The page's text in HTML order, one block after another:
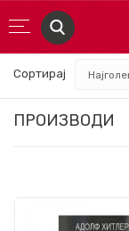
ПРОИЗВОДИ
Сортирај